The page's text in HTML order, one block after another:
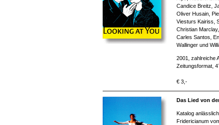
Candice Breitz,
Oliver Husain,
Viesturs Kairiss,
Christian
Carles Santos,
Wallinger und
2001, zahlreiche
Zeitungsformat,
€ 3,-
Das Lied von
Katalog
Fridericianum